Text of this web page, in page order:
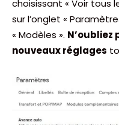
choisissant « Voir tous
sur l’onglet «
« Modèles ». N’oubliez
nouveaux réglages